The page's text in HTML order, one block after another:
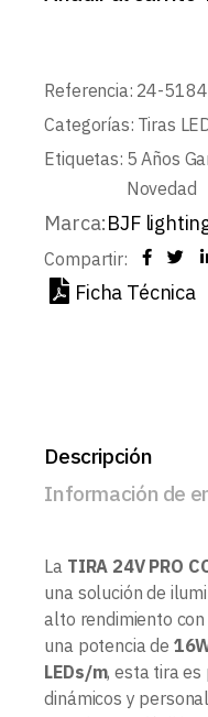
Referencia: 24-5184
Categorías: Tiras
Etiquetas: 5 Años
Novedad
Marca:BJF
Compartir:
Ficha Técnica
Descripción
Información de
La TIRA 24V PRO
una solución de
alto rendimiento
una potencia de
LEDs/m, esta tira
dinámicos y